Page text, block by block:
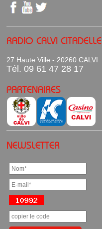
RADIO CALVI CITADELLE
27 Haute Ville - 20260 CALVI
Tél. 09 61 47 28 17
PARTENAIRES
NEWSLETTER